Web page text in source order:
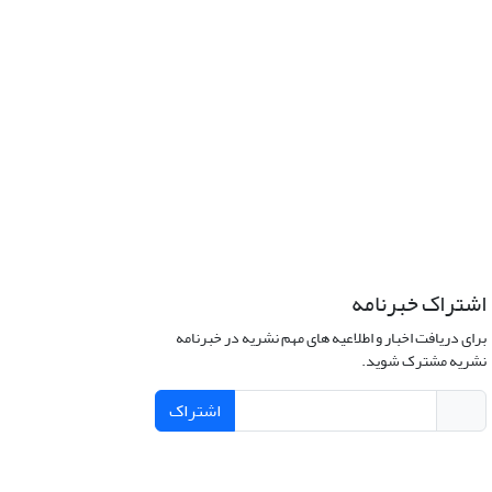
اشتراک خبرنامه
برای دریافت اخبار و اطلاعیه های مهم نشریه در خبرنامه
نشریه مشترک شوید.
اشتراک